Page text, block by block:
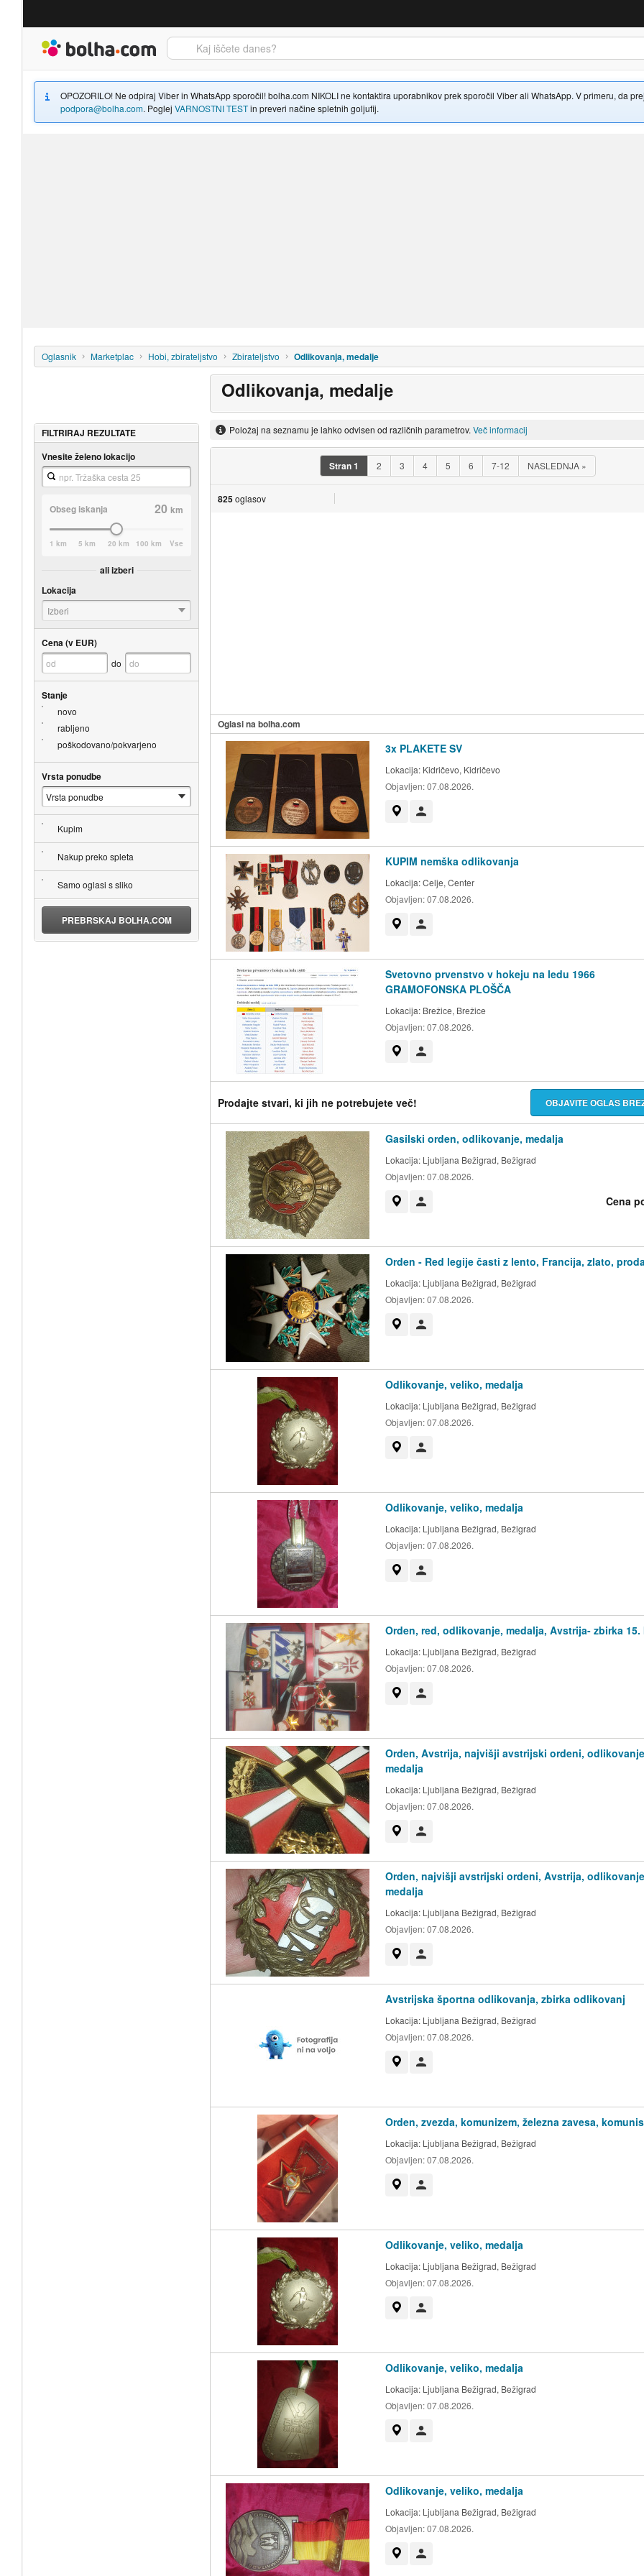
OPOZORILO! Ne odpiraj Viber in WhatsApp sporočil! bolha.com NIKOLI ne kontaktira uporabnikov prek sporočil Viber ali WhatsApp. V primeru, da
podpora@bolha.com. Poglej VARNOSTNI TESTin preveri načine spletnih goljufij.
Oglasnik Marketplac Hobi, zbirateljstvo Zbirateljstvo Odlikovanja, medalje
Odlikovanja, medalje
Položaj na seznamu je lahko odvisen od različnih parametrov. Več informacij
Stran1 2 3 4 5 6 7-12 NASLEDNJA »
825oglasov
Oglasi na bolha.com
3x PLAKETE SV
Lokacija: Kidričevo, Kidričevo
Objavljen:07.08.2026.
KUPIM nemška odlikovanja
Lokacija:Celje, Center
Objavljen:07.08.2026.
Svetovno prvenstvo v hokeju na ledu 1966
GRAMOFONSKA PLOŠČA
Lokacija: Brežice, Brežice
Objavljen:07.08.2026.
Prodajte stvari, ki jih ne potrebujete več! OBJAVITE OGLAS
Gasilski orden, odlikovanje, medalja
Lokacija: Ljubljana Bežigrad, Bežigrad
Objavljen:07.08.2026.
Cena
Orden - Red legije časti z lento, Francija, zlato,
Lokacija: Ljubljana Bežigrad, Bežigrad
Objavljen:07.08.2026.
Odlikovanje, veliko, medalja
Lokacija: Ljubljana Bežigrad, Bežigrad
Objavljen:07.08.2026.
Odlikovanje, veliko, medalja
Lokacija: Ljubljana Bežigrad, Bežigrad
Objavljen:07.08.2026.
Orden, red, odlikovanje, medalja, Avstrija- zbirka 15.
Lokacija: Ljubljana Bežigrad, Bežigrad
Objavljen:07.08.2026.
Orden, Avstrija, najvišji avstrijski ordeni,
medalja
Lokacija: Ljubljana Bežigrad, Bežigrad
Objavljen:07.08.2026.
Orden, najvišji avstrijski ordeni, Avstrija,
medalja
Lokacija: Ljubljana Bežigrad, Bežigrad
Objavljen:07.08.2026.
Avstrijska športna odlikovanja, zbirka odlikovanj
Lokacija: Ljubljana Bežigrad, Bežigrad
Objavljen:07.08.2026.
Orden, zvezda, komunizem, železna zavesa,
Lokacija: Ljubljana Bežigrad, Bežigrad
Objavljen:07.08.2026.
Odlikovanje, veliko, medalja
Lokacija: Ljubljana Bežigrad, Bežigrad
Objavljen:07.08.2026.
Odlikovanje, veliko, medalja
Lokacija: Ljubljana Bežigrad, Bežigrad
Objavljen:07.08.2026.
Odlikovanje, veliko, medalja
Lokacija: Ljubljana Bežigrad, Bežigrad
Objavljen:07.08.2026.
FILTRIRAJ REZULTATE
Vnesite želeno lokacijo
Obseg iskanja 20km
1 km 5 km 20 km 100 km Vse
ali izberi
Lokacija
Izberi
Cena (v EUR)
do
Stanje
novo
rabljeno
poškodovano/pokvarjeno
Vrsta ponudbe
Kupim
Nakup preko spleta
Samo oglasi s sliko
PREBRSKAJ BOLHA.COM